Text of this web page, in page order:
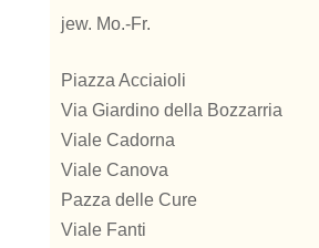
jew. Mo.-Fr.
Piazza Acciaioli
Via Giardino della Bozzarria
Viale Cadorna
Viale Canova
Pazza delle Cure
Viale Fanti